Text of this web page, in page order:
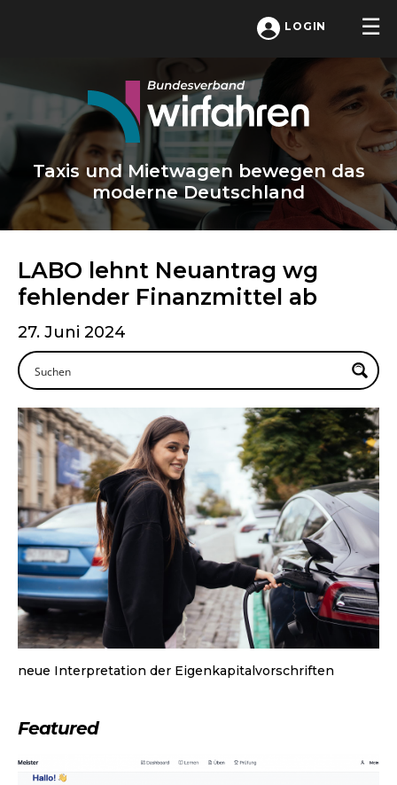
LOGIN
Taxis und Mietwagen bewegen das
moderne Deutschland
LABO lehnt Neuantrag wg
fehlender Finanzmittel ab
27. Juni 2024
neue Interpretation der Eigenkapitalvorschriften
Featured